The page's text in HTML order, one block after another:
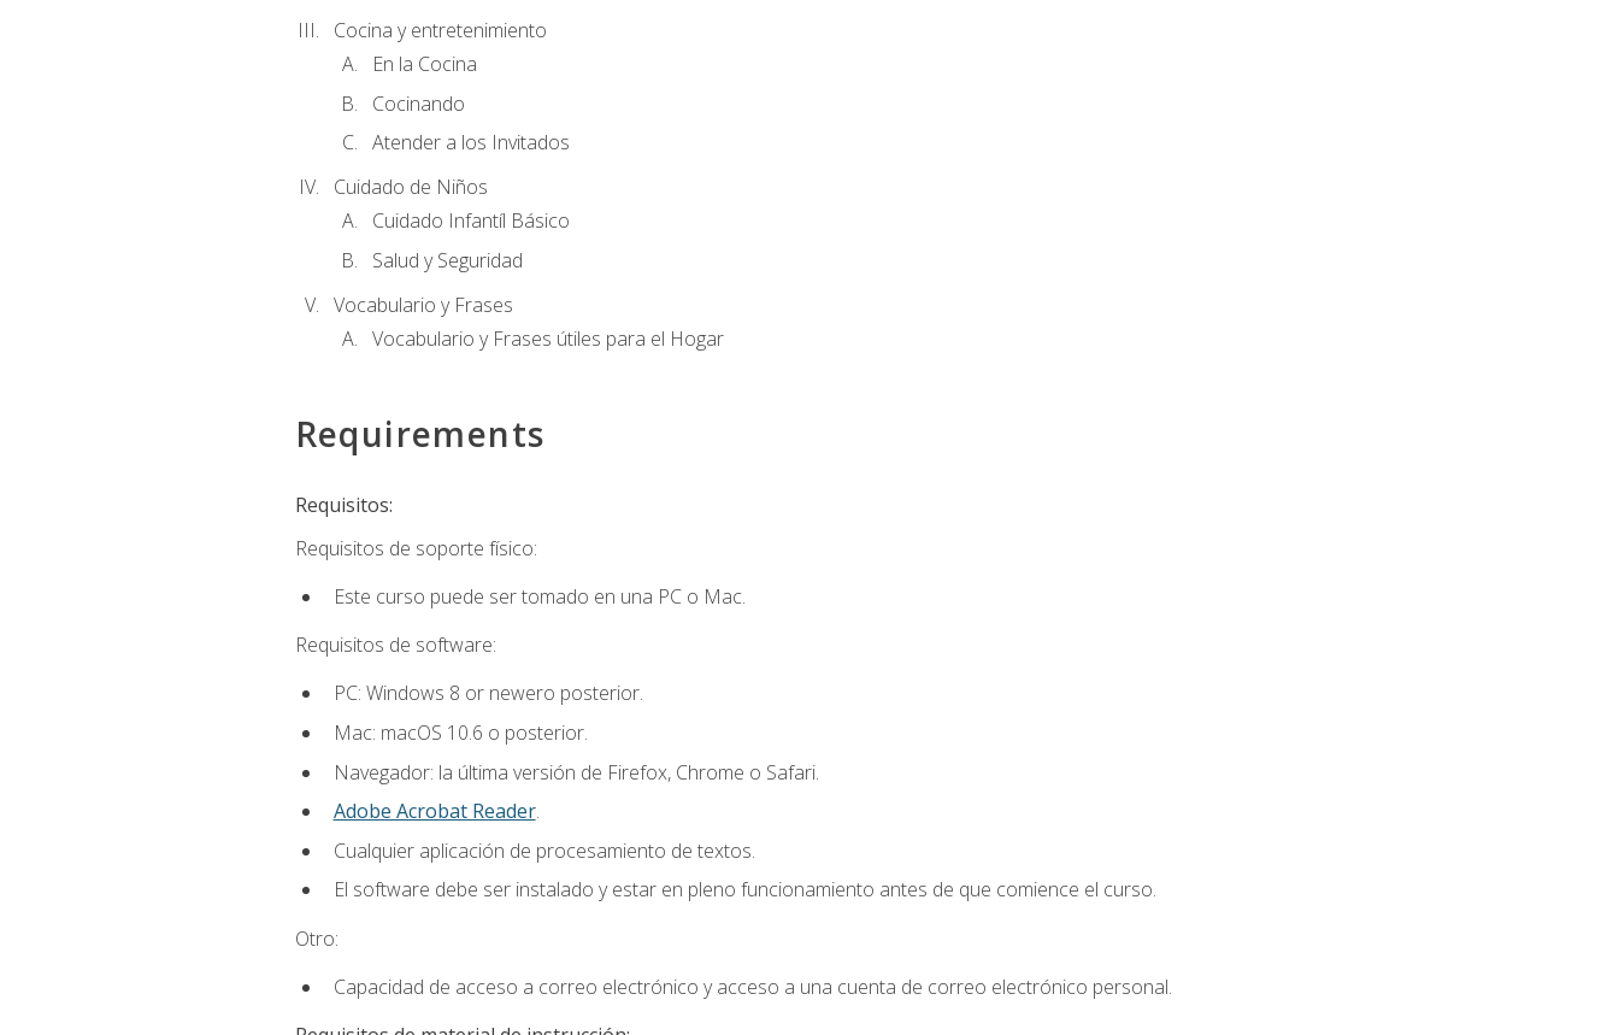
Cocina y entretenimiento
En la Cocina
Cocinando
Atender a los Invitados
Cuidado de Niños
Cuidado Infantíl Básico
Salud y Seguridad
Vocabulario y Frases
Vocabulario y Frases útiles para el Hogar
Requirements
Requisitos:
Requisitos de soporte físico:
Este curso puede ser tomado en una PC o Mac.
Requisitos de software:
PC: Windows 8 or newero posterior.
Mac: macOS 10.6 o posterior.
Navegador: la última versión de Firefox, Chrome o Safari.
Adobe Acrobat Reader.
Cualquier aplicación de procesamiento de textos.
El software debe ser instalado y estar en pleno funcionamiento antes de que comience el curso.
Otro:
Capacidad de acceso a correo electrónico y acceso a una cuenta de correo electrónico personal.